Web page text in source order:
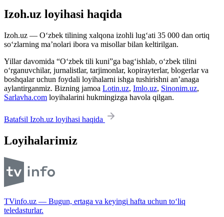
Izoh.uz loyihasi haqida
Izoh.uz — O‘zbek tilining xalqona izohli lug‘ati 35 000 dan ortiq
so‘zlarning ma’nolari ibora va misollar bilan keltirilgan.
Yillar davomida “O‘zbek tili kuni”ga bag‘ishlab, o‘zbek tilini
o‘rganuvchilar, jurnalistlar, tarjimonlar, kopirayterlar, blogerlar va
boshqalar uchun foydali loyihalarni ishga tushirishni an’anaga
aylantirganmiz. Bizning jamoa Lotin.uz, Imlo.uz, Sinonim.uz,
Sarlavha.com loyihalarini hukmingizga havola qilgan.
Batafsil Izoh.uz loyihasi haqida
Loyihalarimiz
TVinfo.uz — Bugun, ertaga va keyingi hafta uchun to‘liq
teledasturlar.